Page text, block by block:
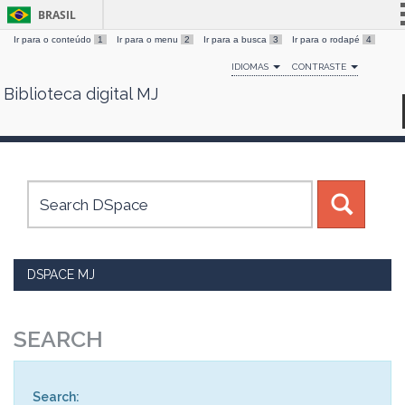
Skip
BRASIL
Simplifique!
Comunica BR
Canais
Ir para o conteúdo 1 Ir para o menu 2 Ir para a busca 3 Ir para o rodapé 4
IDIOMAS CONTRASTE
Biblioteca digital MJ
DSPACE MJ
SEARCH
Search: